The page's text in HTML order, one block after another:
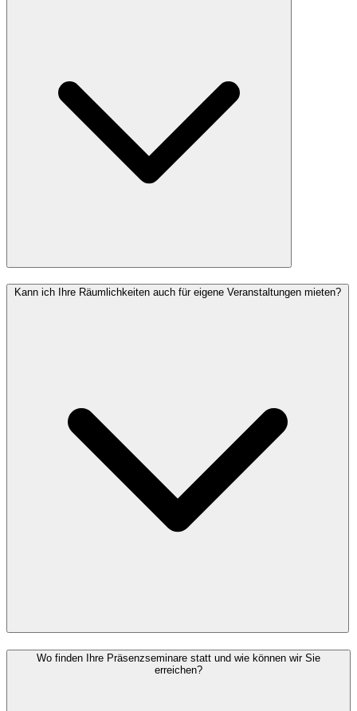
Kann ich Ihre Räumlichkeiten auch für eigene Veranstaltungen mieten?
Wo finden Ihre Präsenzseminare statt und wie können wir Sie
erreichen?